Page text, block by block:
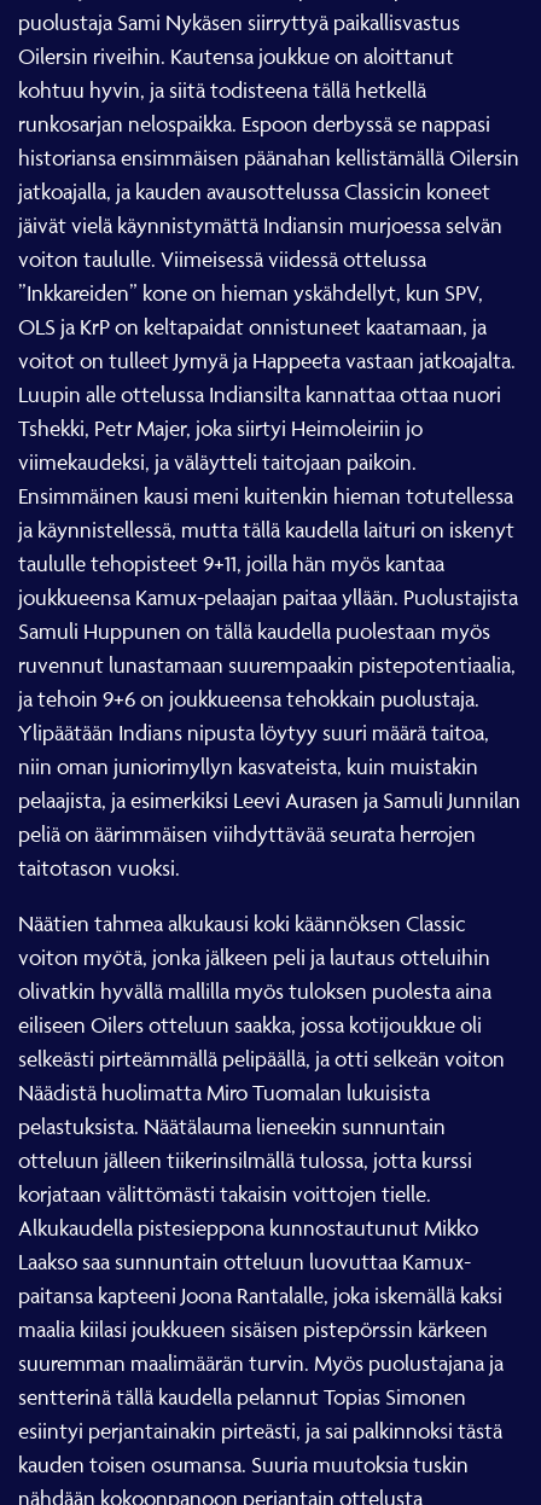
puolustaja Sami Nykäsen siirryttyä paikallisvastus
Oilersin riveihin. Kautensa joukkue on aloittanut
kohtuu hyvin, ja siitä todisteena tällä hetkellä
runkosarjan nelospaikka. Espoon derbyssä se nappasi
historiansa ensimmäisen päänahan kellistämällä Oilersin
jatkoajalla, ja kauden avausottelussa Classicin koneet
jäivät vielä käynnistymättä Indiansin murjoessa selvän
voiton taululle. Viimeisessä viidessä ottelussa
”Inkkareiden” kone on hieman yskähdellyt, kun SPV,
OLS ja KrP on keltapaidat onnistuneet kaatamaan, ja
voitot on tulleet Jymyä ja Happeeta vastaan jatkoajalta.
Luupin alle ottelussa Indiansilta kannattaa ottaa nuori
Tshekki, Petr Majer, joka siirtyi Heimoleiriin jo
viimekaudeksi, ja väläytteli taitojaan paikoin.
Ensimmäinen kausi meni kuitenkin hieman totutellessa
ja käynnistellessä, mutta tällä kaudella laituri on iskenyt
taululle tehopisteet 9+11, joilla hän myös kantaa
joukkueensa Kamux-pelaajan paitaa yllään. Puolustajista
Samuli Huppunen on tällä kaudella puolestaan myös
ruvennut lunastamaan suurempaakin pistepotentiaalia,
ja tehoin 9+6 on joukkueensa tehokkain puolustaja.
Ylipäätään Indians nipusta löytyy suuri määrä taitoa,
niin oman juniorimyllyn kasvateista, kuin muistakin
pelaajista, ja esimerkiksi Leevi Aurasen ja Samuli Junnilan
peliä on äärimmäisen viihdyttävää seurata herrojen
taitotason vuoksi.
Näätien tahmea alkukausi koki käännöksen Classic
voiton myötä, jonka jälkeen peli ja lautaus otteluihin
olivatkin hyvällä mallilla myös tuloksen puolesta aina
eiliseen Oilers otteluun saakka, jossa kotijoukkue oli
selkeästi pirteämmällä pelipäällä, ja otti selkeän voiton
Näädistä huolimatta Miro Tuomalan lukuisista
pelastuksista. Näätälauma lieneekin sunnuntain
otteluun jälleen tiikerinsilmällä tulossa, jotta kurssi
korjataan välittömästi takaisin voittojen tielle.
Alkukaudella pistesieppona kunnostautunut Mikko
Laakso saa sunnuntain otteluun luovuttaa Kamux-
paitansa kapteeni Joona Rantalalle, joka iskemällä kaksi
maalia kiilasi joukkueen sisäisen pistepörssin kärkeen
suuremman maalimäärän turvin. Myös puolustajana ja
sentterinä tällä kaudella pelannut Topias Simonen
esiintyi perjantainakin pirteästi, ja sai palkinnoksi tästä
kauden toisen osumansa. Suuria muutoksia tuskin
nähdään kokoonpanoon perjantain ottelusta